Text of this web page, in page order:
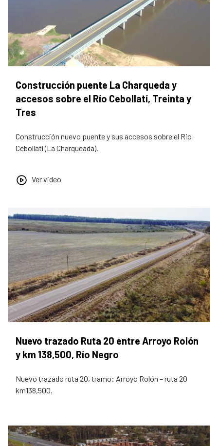
Construcción puente La Charqueda y
accesos sobre el Río Cebollatí, Treinta y
Tres
Construcción nuevo puente y sus accesos sobre el Rio
Cebollatí (La Charqueada).
Ver video
Nuevo trazado Ruta 20 entre Arroyo Rolón
y km 138,500, Río Negro
Nuevo trazado ruta 20, tramo: Arroyo Rolón – ruta 20
km138,500.